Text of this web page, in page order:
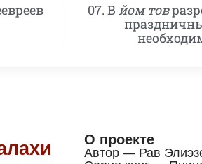
07. В йом тов
О проекте
Автор — Рав